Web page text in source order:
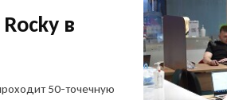
в
50-точечную